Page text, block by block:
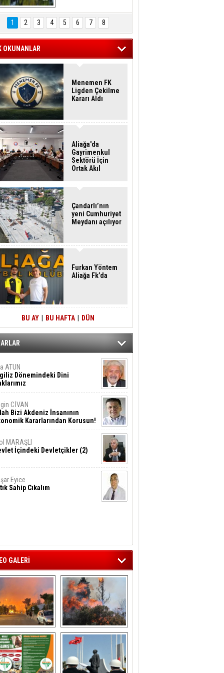
Hasan Eser'in
Objektifinden
1 2 3 4 5 6 7 8
OKUNANLAR
Menemen FK
Ligden Çekilme
Kararı Aldı
Aliağa'da
Gayrimenkul
Sektörü İçin
Ortak Akıl
Çandarlı’nın
yeni Cumhuriyet
Meydanı açılıyor
Furkan Yöntem
Aliağa Fk’da
BU AY BU HAFTA DÜN
ATUN
Dönemindeki Dini
CİVAN
Bizi Akdeniz İnsanının
Kararlarından Korusun!
MARAŞLI
İçindeki Devletçikler (2)
Eyice
Sahip Cıkalım
GALERİ
‘da  otluk
alanda çıkan
yangın evlere
sıçramadan
söndürüldü
Aliağa'nın Ciğerleri